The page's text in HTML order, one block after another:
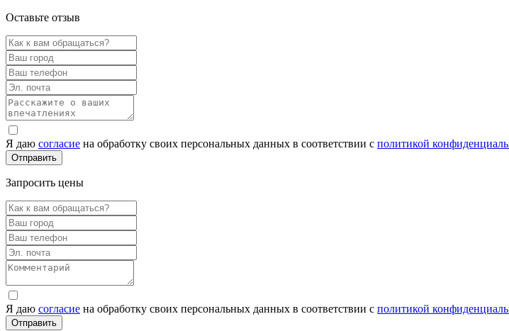
Оставьте отзыв
Я даю согласие на обработку своих персональных данных в соответствии с политикой
Запросить цены
Я даю согласие на обработку своих персональных данных в соответствии с политикой